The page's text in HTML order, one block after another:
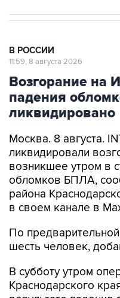
В РОССИИ
11:59, 8 августа 2026
Возгорание на
падения
ликвидировано
Москва. 8 августа.
ликвидировали
возникшее утром в
обломков БПЛА,
района
в своем канале в
По
шесть человек,
В субботу утром
Краснодарского